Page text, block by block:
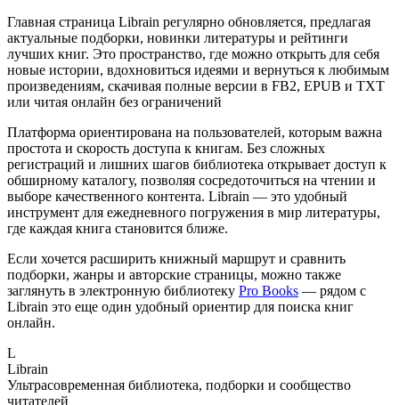
Главная страница Librain регулярно обновляется, предлагая
актуальные подборки, новинки литературы и рейтинги
лучших книг. Это пространство, где можно открыть для себя
новые истории, вдохновиться идеями и вернуться к любимым
произведениям, скачивая полные версии в FB2, EPUB и TXT
или читая онлайн без ограничений
Платформа ориентирована на пользователей, которым важна
простота и скорость доступа к книгам. Без сложных
регистраций и лишних шагов библиотека открывает доступ к
обширному каталогу, позволяя сосредоточиться на чтении и
выборе качественного контента. Librain — это удобный
инструмент для ежедневного погружения в мир литературы,
где каждая книга становится ближе.
Если хочется расширить книжный маршрут и сравнить
подборки, жанры и авторские страницы, можно также
заглянуть в электронную библиотеку Pro Books — рядом с
Librain это еще один удобный ориентир для поиска книг
онлайн.
L
Librain
Ультрасовременная библиотека, подборки и сообщество
читателей